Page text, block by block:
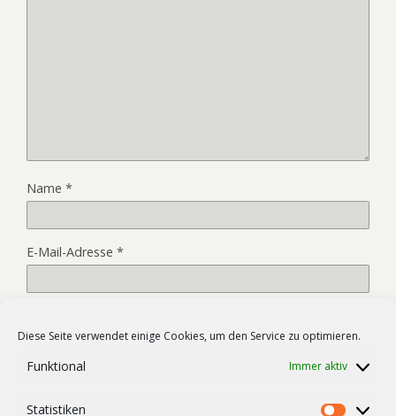
Diese Seite verwendet einige Cookies, um den Service zu optimieren.
Funktional Immer aktiv
Statistiken
Name *
E-Mail-Adresse *